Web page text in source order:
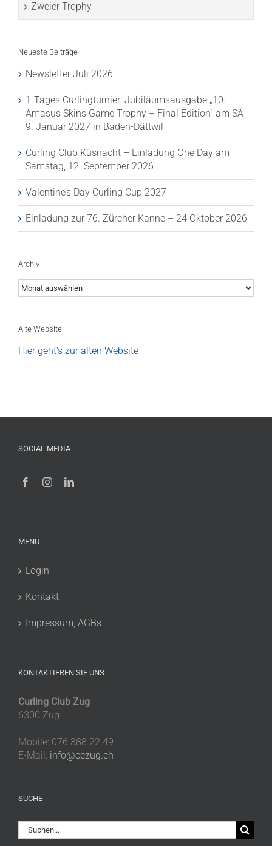
Zweier Trophy
Neueste Beiträge
Newsletter Juli 2026
1-Tages Curlingturnier: Jubiläumsausgabe „10.
Amasus Skins Game Trophy – Final Edition“ am SA
9. Januar 2027 in Baden-Dättwil
Curling Club Küsnacht – Einladung One Day am
Samstag, 12. September 2026
Valentine’s Day Curling Cup 2027
Einladung zur 76. Zürcher Kanne – 24 Oktober 2026
Archiv
Archiv
Alte Website
Hier geht's zur alten Website
SOCIAL MEDIA
MENU
Login
Kontakt
Impressum, AGBs
KONTAKTIEREN SIE UNS
Curling Club Zug
6300 Zug
Mobile: 076 388 22 49
E-Mail: info@cczug.ch
SUCHE
Suche
nach: